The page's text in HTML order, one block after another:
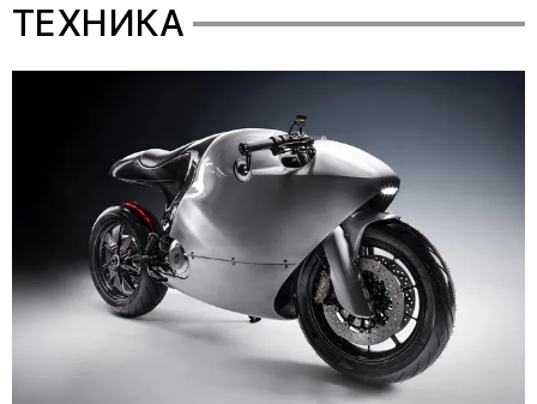
ТЕХНИКА